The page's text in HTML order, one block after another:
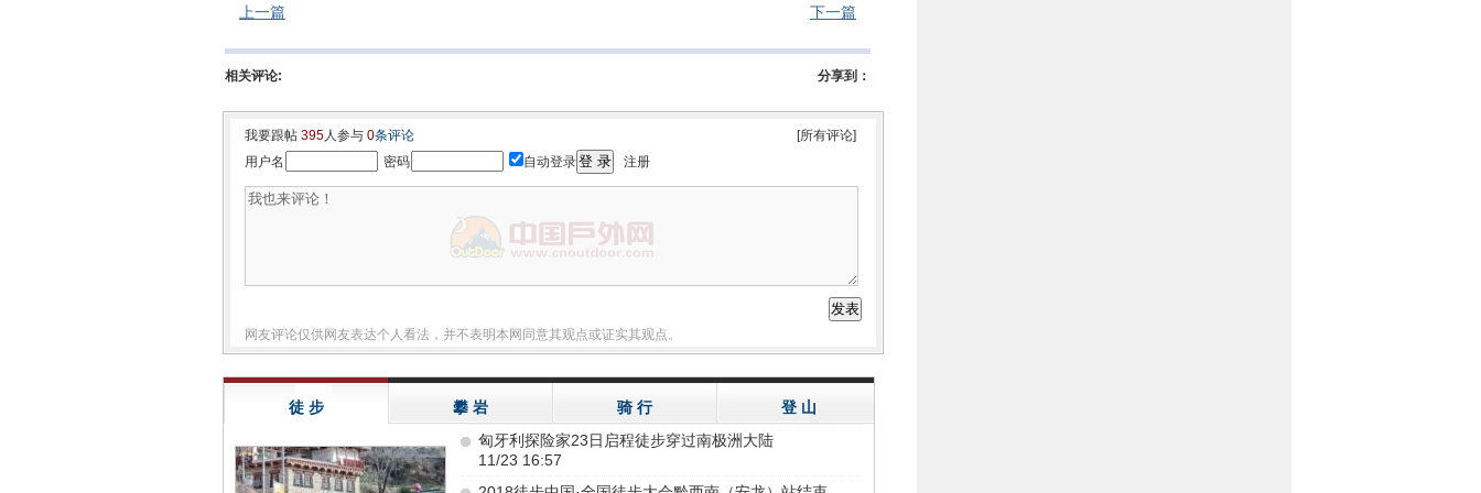
上一篇 下一篇
分享到：
相关评论:
我要跟帖 395人参与 0条评论
[所有评论]
用户名
密码 自动登录 注册
网友评论仅供网友表达个人看法，并不表明本网同意其观点或证实其观点。
徒 步 攀 岩 骑 行
登 山
匈牙利探险家23日启程徒步穿过南极洲大陆
11/23 16:57